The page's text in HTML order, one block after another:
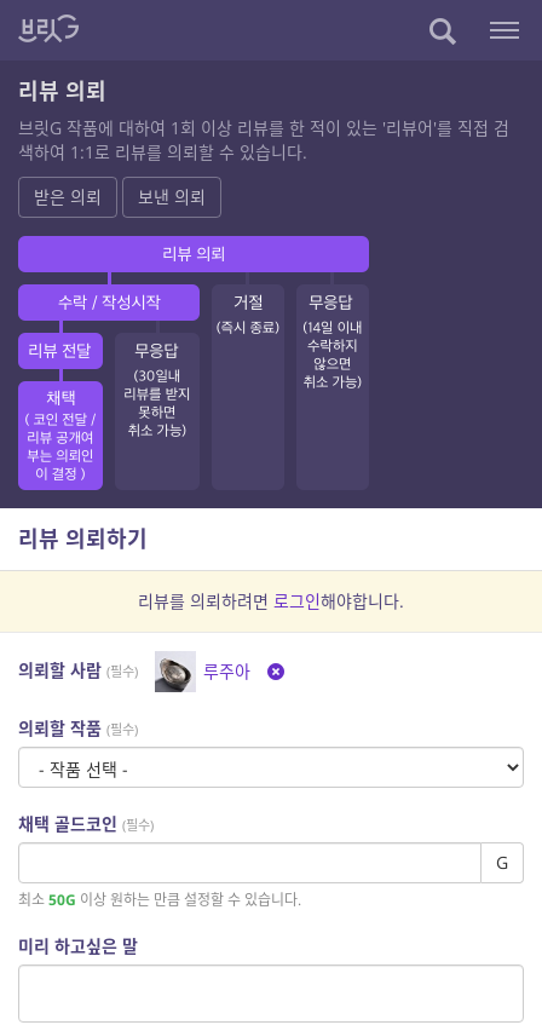
리뷰 의뢰
브릿G 작품에 대하여 1회 이상 리뷰를 한 적이 있는 '리뷰어'를 직접 검
색하여 1:1로 리뷰를 의뢰할 수 있습니다.
받은 의뢰
보낸 의뢰
리뷰 의뢰하기
리뷰를 의뢰하려면 로그인해야합니다.
의뢰할 사람 (필수) 루주아
의뢰할 작품 (필수)
채택 골드코인 (필수)
G
최소50G 이상 원하는 만큼 설정할 수 있습니다.
미리 하고싶은 말